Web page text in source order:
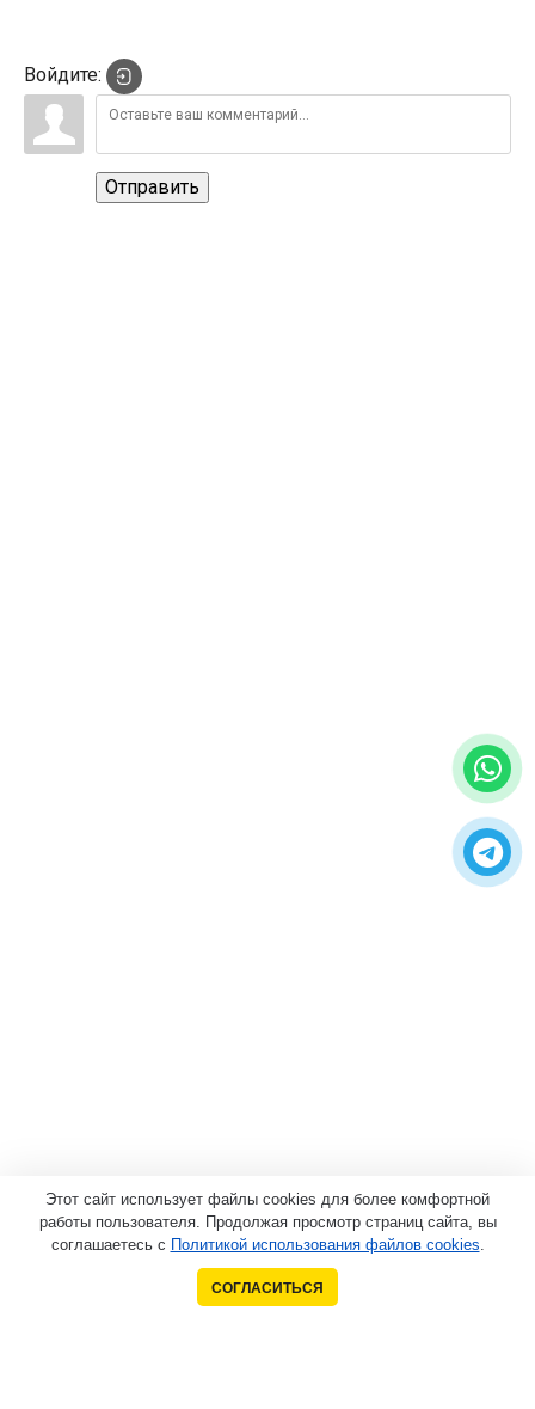
Войдите:
Отправить
Этот сайт использует файлы cookies для более комфортной
работы пользователя. Продолжая просмотр страниц сайта, вы
соглашаетесь с Политикой использования файлов cookies.
СОГЛАСИТЬСЯ